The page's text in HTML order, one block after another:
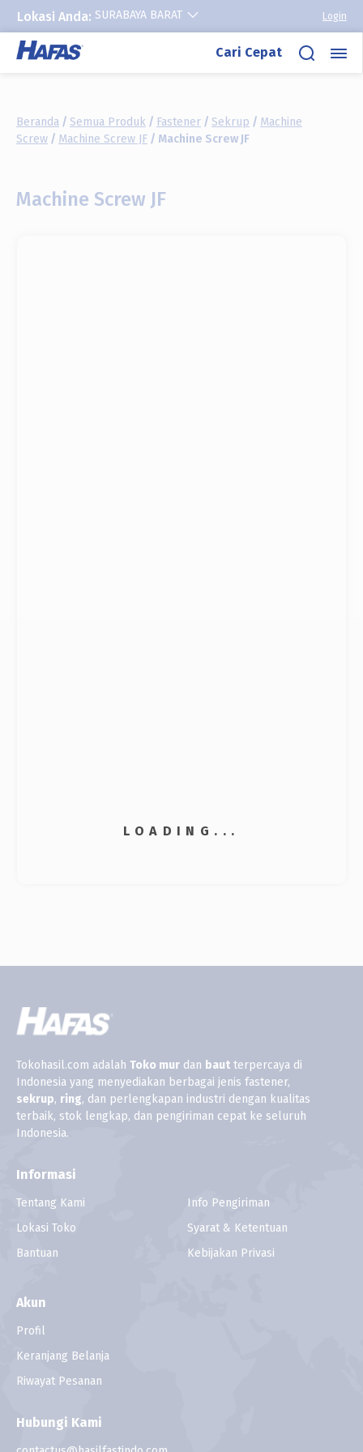
Lokasi Anda: SURABAYA BARAT Login
Lewati
Cari Cepat
Beranda / Semua Produk / Fastener / Sekrup / Machine
Screw / Machine Screw JF / Machine Screw JF
Machine Screw JF
Tokohasil.com adalah Toko mur dan baut terpercaya di
Indonesia yang menyediakan berbagai jenis fastener,
sekrup, ring, dan perlengkapan industri dengan kualitas
terbaik, stok lengkap, dan pengiriman cepat ke seluruh
Indonesia.
Informasi
Tentang Kami
Lokasi Toko
Bantuan
Info Pengiriman
Syarat & Ketentuan
Kebijakan Privasi
Akun
Profil
Keranjang Belanja
Riwayat Pesanan
Hubungi Kami
LOADING...